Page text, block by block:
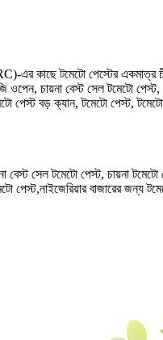
টমেটো পেস্টের একমাত্র
চায়না বেস্ট সেল টমেটো
পেস্ট বড় ক্যান, টমেটো পেস্ট,
বেস্ট সেল টমেটো পেস্ট, চায়না
বাজারের জন্য